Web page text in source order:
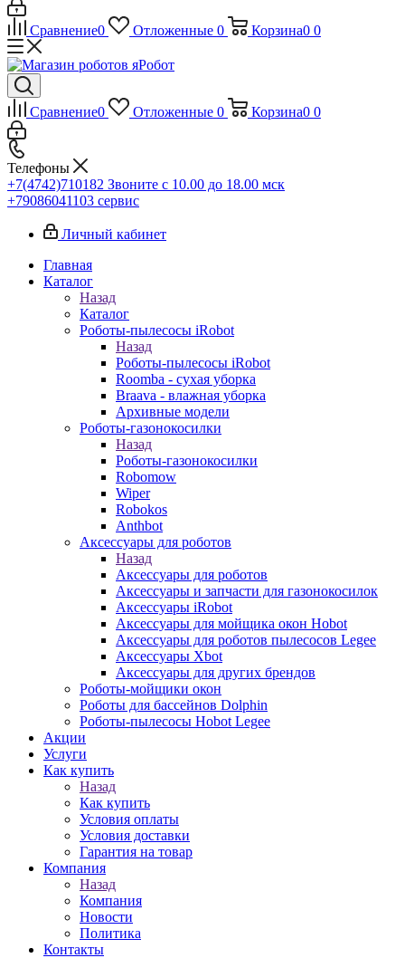
Сравнение0 Отложенные 0 Корзина0 0
Сравнение0 Отложенные 0 Корзина0 0
Телефоны
+7(4742)710182 Звоните с 10.00 до 18.00 мск
+79086041103 сервис
Личный кабинет
Главная
Каталог
Назад
Каталог
Роботы-пылесосы iRobot
Назад
Роботы-пылесосы iRobot
Roomba - сухая уборка
Braava - влажная уборка
Архивные модели
Роботы-газонокосилки
Назад
Роботы-газонокосилки
Robomow
Wiper
Robokos
Anthbot
Аксессуары для роботов
Назад
Аксессуары для роботов
Аксессуары и запчасти для газонокосилок
Аксессуары iRobot
Аксессуары для мойщика окон Hobot
Аксессуары для роботов пылесосов Legee
Аксессуары Xbot
Аксессуары для других брендов
Роботы-мойщики окон
Роботы для бассейнов Dolphin
Роботы-пылесосы Hobot Legee
Акции
Услуги
Как купить
Назад
Как купить
Условия оплаты
Условия доставки
Гарантия на товар
Компания
Назад
Компания
Новости
Политика
Контакты